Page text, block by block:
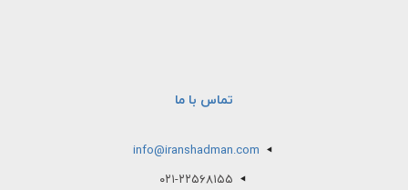
تماس با ما
info@iranshadman.com
۰۲۱-۲۲۵۶۸۱۵۵